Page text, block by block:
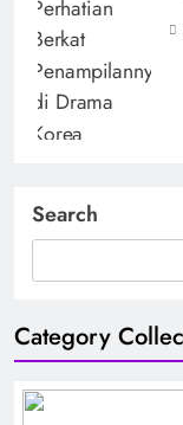
Search
Category